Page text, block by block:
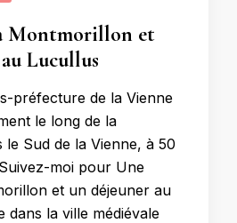
Montmorillon et
Lucullus
préfecture de la Vienne
le long de la
le Sud de la Vienne, à 50
moi pour Une
et un déjeuner au
dans la ville médiévale